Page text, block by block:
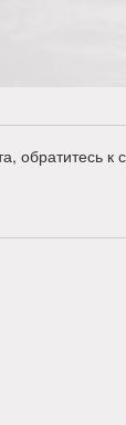
обратитесь